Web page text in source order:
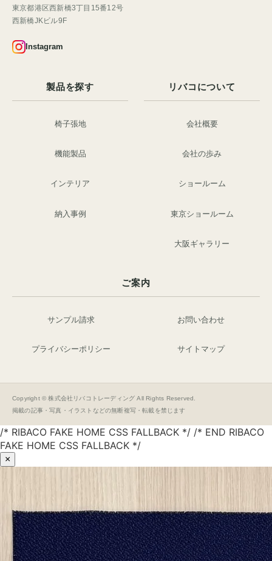
東京都港区西新橋3丁目15番12号
西新橋JKビル9F
Instagram
製品を探す
椅子張地
機能製品
インテリア
納入事例
リバコについて
会社概要
会社の歩み
ショールーム
東京ショールーム
大阪ギャラリー
ご案内
サンプル請求 お問い合わせ
プライバシーポリシー サイトマップ
Copyright © 株式会社リバコトレーディング All Rights Reserved.
掲載の記事・写真・イラストなどの無断複写・転載を禁じます
/* RIBACO FAKE HOME CSS FALLBACK */ /* END RIBACO
FAKE HOME CSS FALLBACK */
×